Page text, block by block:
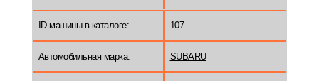
ID машины в каталоге: 107
Автомобильная марка: SUBARU